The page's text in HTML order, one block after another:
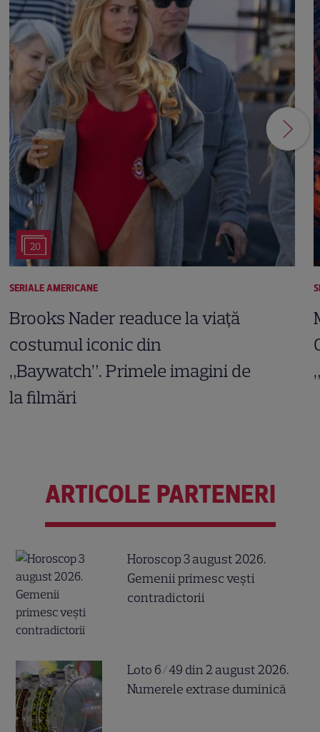
20
SERIALE AMERICANE
Brooks Nader readuce la viață
costumul iconic din
„Baywatch”. Primele imagini de
la filmări
ARTICOLE PARTENERI
Horoscop 3 august 2026.
Gemenii primesc vești
contradictorii
Loto 6/49 din 2 august 2026.
Numerele extrase duminică